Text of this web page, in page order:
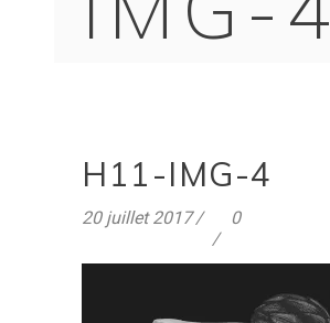
H11-IMG-4
20 juillet 2017 0